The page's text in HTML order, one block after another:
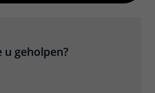
geholpen?